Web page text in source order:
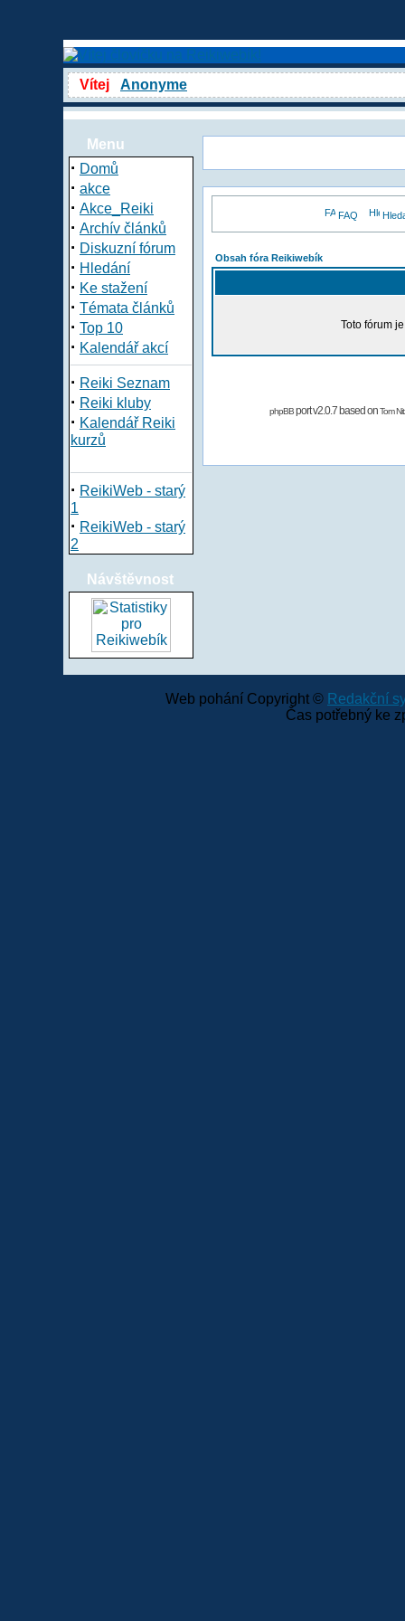
Vítej Anonyme
Menu
· Domů
· akce
· Akce_Reiki
· Archív článků
· Diskuzní fórum
· Hledání
· Ke stažení
· Témata článků
· Top 10
· Kalendář akcí
· Reiki Seznam
· Reiki kluby
· Kalendář Reiki
kurzů
· ReikiWeb - starý
1
· ReikiWeb - starý
2
Návštěvnost
FAQ
Obsah fóra Reikiwebík
Toto fórum
phpBBport v2.0.7 based onTom
Web pohání Copyright © Redakční
Čas potřebný ke